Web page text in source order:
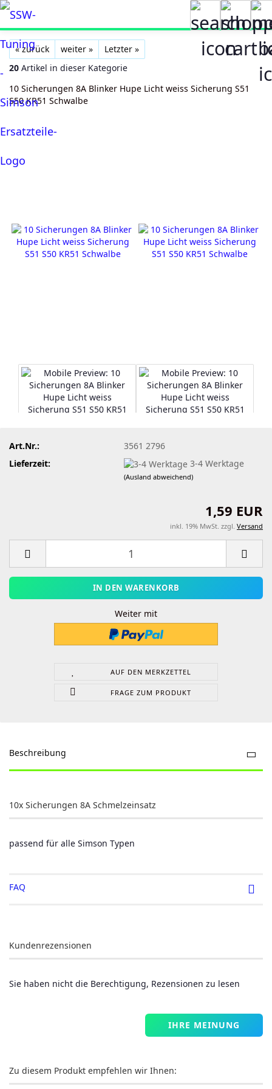
« zurück weiter »
Letzter »
20 Artikel in dieser Kategorie
10 Sicherungen 8A Blinker Hupe Licht weiss Sicherung S51
S50 KR51 Schwalbe
Art.Nr.:
3561 2796
Lieferzeit:
3-4 Werktage
(Ausland abweichend)
1,59 EUR
inkl. 19% MwSt. zzgl. Versand
Weiter mit
AUF DEN MERKZETTEL
FRAGE ZUM PRODUKT
Beschreibung
10x Sicherungen 8A Schmelzeinsatz
passend für alle Simson Typen
FAQ
Kundenrezensionen
Sie haben nicht die Berechtigung, Rezensionen zu lesen
IHRE MEINUNG
Zu diesem Produkt empfehlen wir Ihnen: